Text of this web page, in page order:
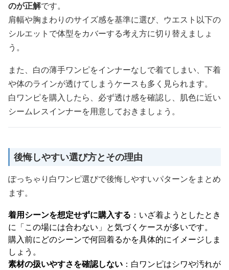
のが正解です。
肩幅や胸まわりのサイズ感を基準に選び、ウエスト以下の
シルエットで体型をカバーする考え方に切り替えましょ
う。
また、白の薄手ワンピをインナーなしで着てしまい、下着
や体のラインが透けてしまうケースも多く見られます。
白ワンピを購入したら、必ず透け感を確認し、肌色に近い
シームレスインナーを用意しておきましょう。
後悔しやすい選び方とその理由
ぽっちゃり白ワンピ選びで後悔しやすいパターンをまとめ
ます。
着用シーンを想定せずに購入する ：いざ着ようとしたとき
に「この場には合わない」と気づくケースが多いです。
購入前にどのシーンで何回着るかを具体的にイメージしま
しょう。
素材の扱いやすさを確認しない ：白ワンピはシワや汚れが